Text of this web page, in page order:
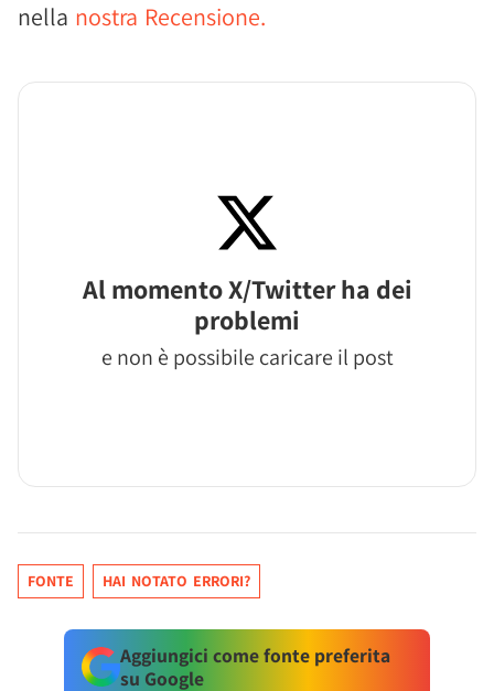
nella nostra Recensione.
Al momento X/Twitter ha dei
problemi
e non è possibile caricare il post
FONTE HAI NOTATO ERRORI?
Aggiungici come fonte preferita
su Google